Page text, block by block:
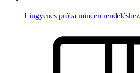
1 ingyenes próba minden rendeléshez